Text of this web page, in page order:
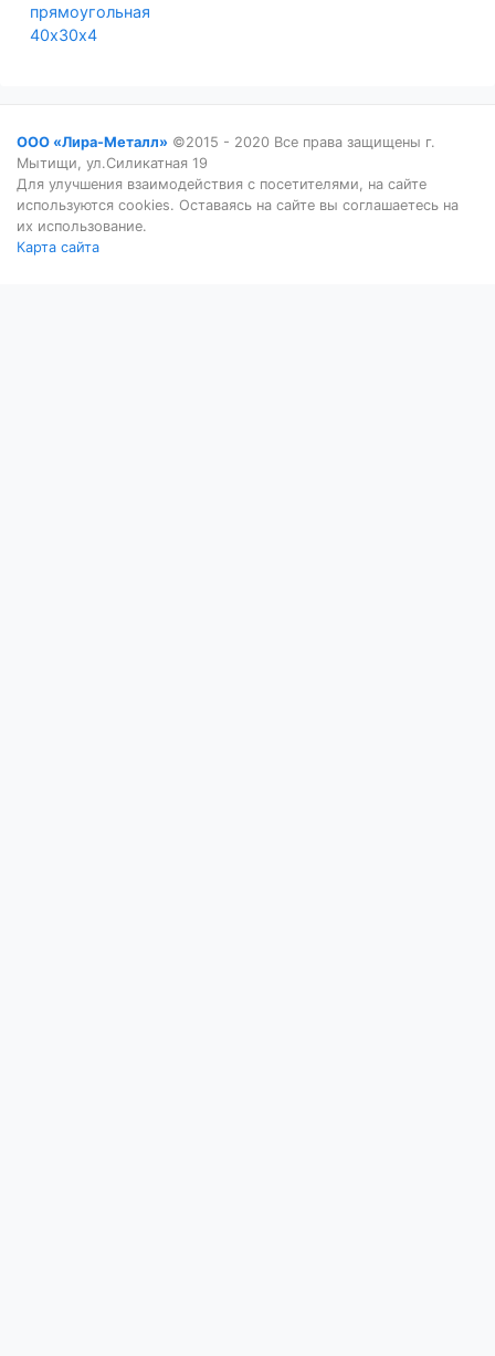
прямоугольная
40х30х4
ООО «Лира-Металл» ©2015 - 2020 Все права защищены г.
Мытищи, ул.Силикатная 19
Для улучшения взаимодействия с посетителями, на сайте
используются cookies. Оставаясь на сайте вы соглашаетесь на
их использование.
Карта сайта